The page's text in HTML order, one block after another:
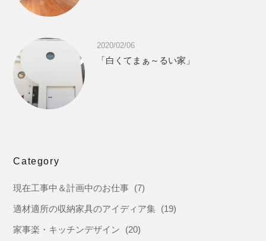
2020/02/06
「白くてまぁ～るい家」
Category
現在工事中＆計画中のお仕事 (7)
適材適所の収納家具のアイディア集 (19)
家事楽・キッチンデザイン (20)